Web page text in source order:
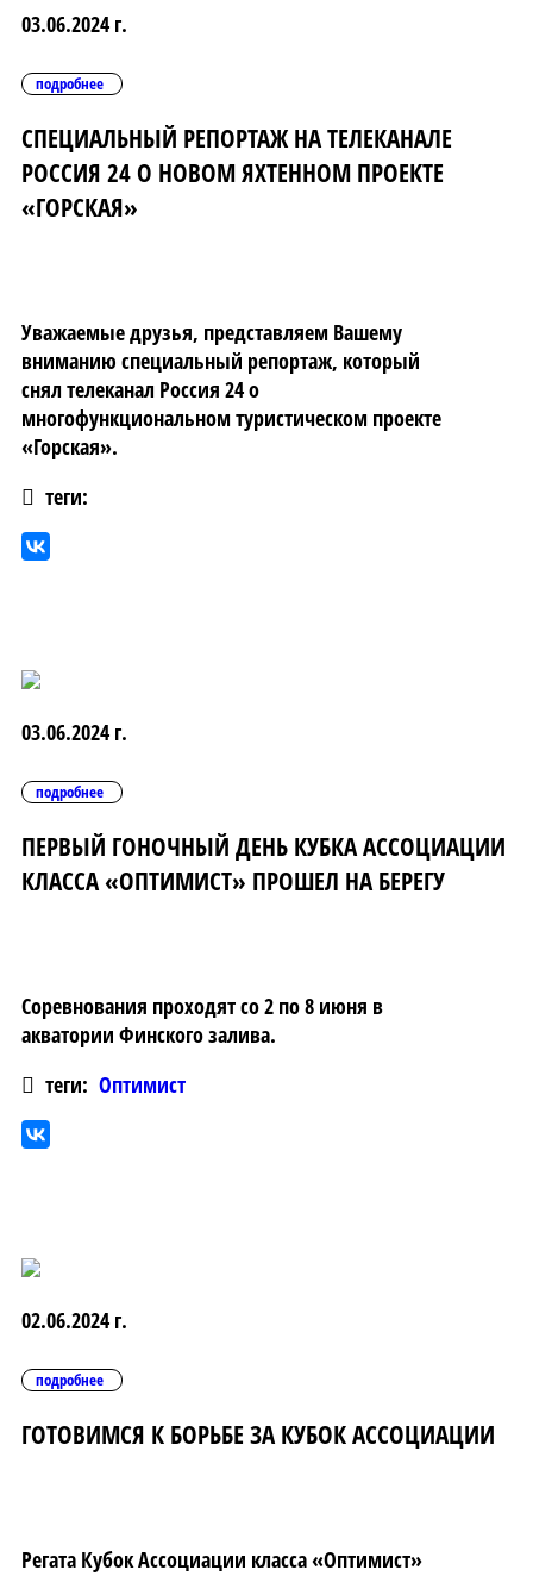
03.06.2024 г.
подробнее
СПЕЦИАЛЬНЫЙ РЕПОРТАЖ НА ТЕЛЕКАНАЛЕ
РОССИЯ 24 О НОВОМ ЯХТЕННОМ ПРОЕКТЕ
«ГОРСКАЯ»
Уважаемые друзья, представляем Вашему
вниманию специальный репортаж, который
снял телеканал Россия 24 о
многофункциональном туристическом проекте
«Горская».
теги:
03.06.2024 г.
подробнее
ПЕРВЫЙ ГОНОЧНЫЙ ДЕНЬ КУБКА АССОЦИАЦИИ
КЛАССА «ОПТИМИСТ» ПРОШЕЛ НА БЕРЕГУ
Соревнования проходят со 2 по 8 июня в
акватории Финского залива.
теги: Оптимист
02.06.2024 г.
подробнее
ГОТОВИМСЯ К БОРЬБЕ ЗА КУБОК АССОЦИАЦИИ
Регата Кубок Ассоциации класса «Оптимист»